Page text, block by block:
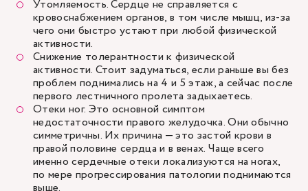
Утомляемость. Сердце не справляется с
кровоснабжением органов, в том числе мышц, из-за
чего они быстро устают при любой физической
активности.
Снижение толерантности к физической
активности. Стоит задуматься, если раньше вы без
проблем поднимались на 4 и 5 этаж, а сейчас после
первого лестничного пролета задыхаетесь.
Отеки ног. Это основной симптом
недостаточности правого желудочка. Они обычно
симметричны. Их причина — это застой крови в
правой половине сердца и в венах. Чаще всего
именно сердечные отеки локализуются на ногах,
по мере прогрессирования патологии поднимаются